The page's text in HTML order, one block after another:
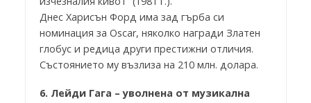
Днес Харисън Форд има зад гърба си
номинация за Oscar, няколко награди Златен
глобус и редица други престижни отличия.
Състоянието му възлиза на 210 млн. долара.
6. Лейди Гага – уволнена от музикална